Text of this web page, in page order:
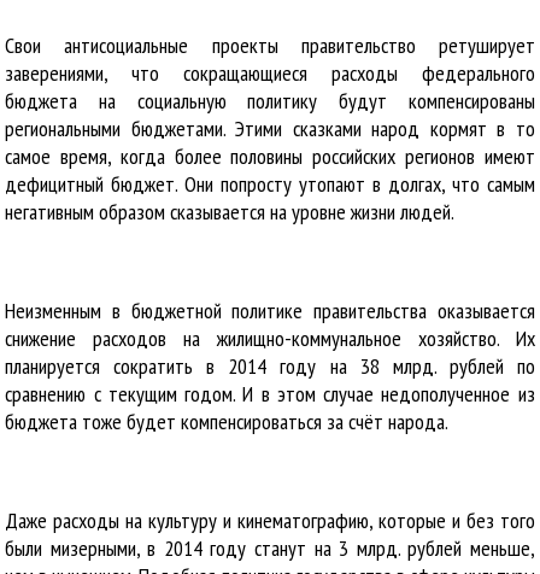
Свои антисоциальные проекты правительство ретуширует
заверениями, что сокращающиеся расходы федерального
бюджета на социальную политику будут компенсированы
региональными бюджетами. Этими сказками народ кормят в то
самое время, когда более половины российских регионов имеют
дефицитный бюджет. Они попросту утопают в долгах, что самым
негативным образом сказывается на уровне жизни людей.
Неизменным в бюджетной политике правительства оказывается
снижение расходов на жилищно-коммунальное хозяйство. Их
планируется сократить в 2014 году на 38 млрд. рублей по
сравнению с текущим годом. И в этом случае недополученное из
бюджета тоже будет компенсироваться за счёт народа.
Даже расходы на культуру и кинематографию, которые и без того
были мизерными, в 2014 году станут на 3 млрд. рублей меньше,